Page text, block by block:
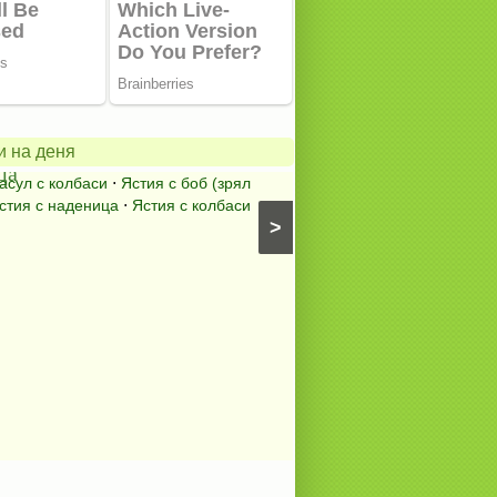
на деня
>
с колбаси ⋅ Ястия с боб (зрял
с наденица ⋅ Ястия с колбаси